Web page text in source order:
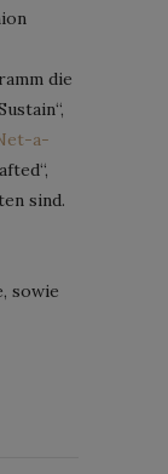
die
a-
sind.
sowie